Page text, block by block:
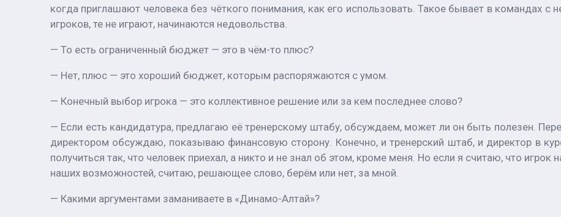
когда приглашают человека без чёткого понимания, как его использовать. Такое бывает в командах
игроков, те не играют, начинаются недовольства.
— То есть ограниченный бюджет — это в чём-то плюс?
— Нет, плюс — это хороший бюджет, которым распоряжаются с умом.
— Конечный выбор игрока — это коллективное решение или за кем последнее слово?
— Если есть кандидатура, предлагаю её тренерскому штабу, обсуждаем, может ли он быть полезен.
директором обсуждаю, показываю финансовую сторону. Конечно, и тренерский штаб, и директор в
получиться так, что человек приехал, а никто и не знал об этом, кроме меня. Но если я считаю, что
наших возможностей, считаю, решающее слово, берём или нет, за мной.
— Какими аргументами заманиваете в «Динамо-Алтай»?